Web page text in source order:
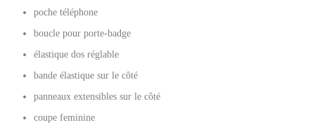
poche téléphone
boucle pour porte-badge
élastique dos réglable
bande élastique sur le côté
panneaux extensibles sur le côté
coupe feminine